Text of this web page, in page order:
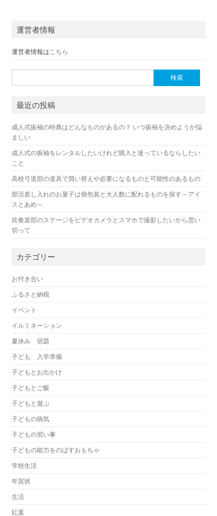
運営者情報
運営者情報は こちら
最近の投稿
成人式振袖の特典はどんなものがあるの？ いつ振袖を決めようか悩
ましい
成人式の振袖をレンタルしたいけれど購入と迷っているならしたい
こと
高校弓道部の道具で買い替えや必要になるものと可能性のあるもの
部活差し入れのお菓子は個包装と大人数に配れるものを探す～アイ
スとあめ～
吹奏楽部のステージをビデオカメラとスマホで撮影したいから思い
切って
カテゴリー
お付き合い
ふるさと納税
イベント
イルミネーション
夏休み 宿題
子ども 入学準備
子どもとお出かけ
子どもとご飯
子どもと遊ぶ
子どもの病気
子どもの習い事
子どもの能力をのばすおもちゃ
学校生活
年賀状
生活
紅葉